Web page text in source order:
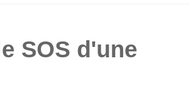
SOS d'une